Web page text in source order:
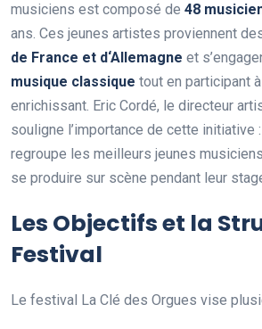
musiciens est composé de 48 musicie
ans. Ces jeunes artistes proviennent
de France et d‘Allemagne et
musique classique tout en participant
enrichissant. Eric Cordé, le directeur
souligne l’importance de cette initiative
regroupe les meilleurs jeunes
se produire sur scène pendant leur
Les Objectifs et la
Festival
Le festival La Clé des Orgues vise